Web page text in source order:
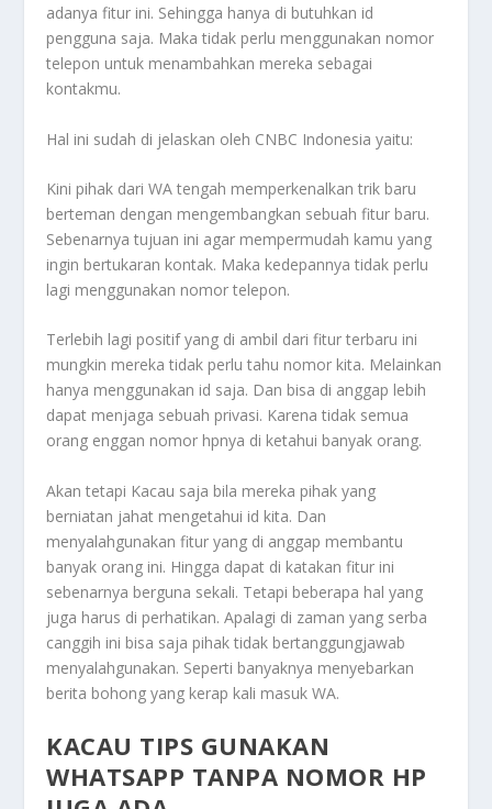
adanya fitur ini. Sehingga hanya di butuhkan id
pengguna saja. Maka tidak perlu menggunakan nomor
telepon untuk menambahkan mereka sebagai
kontakmu.
Hal ini sudah di jelaskan oleh CNBC Indonesia yaitu:
Kini pihak dari WA tengah memperkenalkan trik baru
berteman dengan mengembangkan sebuah fitur baru.
Sebenarnya tujuan ini agar mempermudah kamu yang
ingin bertukaran kontak. Maka kedepannya tidak perlu
lagi menggunakan nomor telepon.
Terlebih lagi positif yang di ambil dari fitur terbaru ini
mungkin mereka tidak perlu tahu nomor kita. Melainkan
hanya menggunakan id saja. Dan bisa di anggap lebih
dapat menjaga sebuah privasi. Karena tidak semua
orang enggan nomor hpnya di ketahui banyak orang.
Akan tetapi Kacau saja bila mereka pihak yang
berniatan jahat mengetahui id kita. Dan
menyalahgunakan fitur yang di anggap membantu
banyak orang ini. Hingga dapat di katakan fitur ini
sebenarnya berguna sekali. Tetapi beberapa hal yang
juga harus di perhatikan. Apalagi di zaman yang serba
canggih ini bisa saja pihak tidak bertanggungjawab
menyalahgunakan. Seperti banyaknya menyebarkan
berita bohong yang kerap kali masuk WA.
KACAU TIPS GUNAKAN
WHATSAPP TANPA NOMOR HP